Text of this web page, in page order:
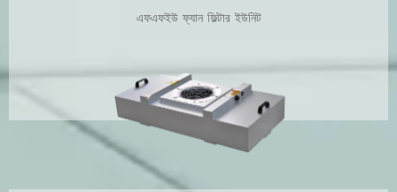
এফএফইউ ফ্যান ফিল্টার ইউনিট